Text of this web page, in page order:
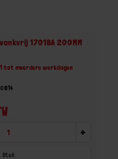
1701BA 200MM
tot meerdere werkdagen
+
Stuk